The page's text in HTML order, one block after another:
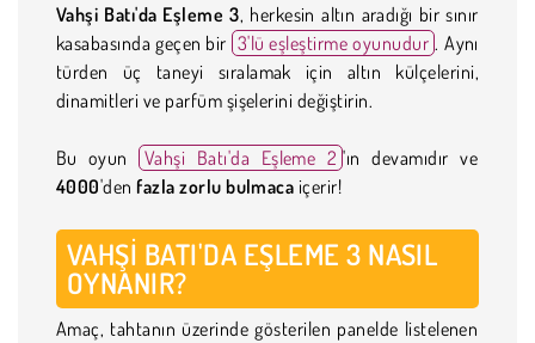
Vahşi Batı'da Eşleme 3, herkesin altın aradığı bir sınır
kasabasında geçen bir 3'lü eşleştirme oyunudur . Aynı
türden üç taneyi sıralamak için altın külçelerini,
dinamitleri ve parfüm şişelerini değiştirin.
Bu oyun Vahşi Batı'da Eşleme 2 'ın devamıdır ve
4000'denfazla zorlu bulmaca içerir!
VAHŞI BATI'DA EŞLEME 3 NASIL
OYNANIR?
Amaç, tahtanın üzerinde gösterilen panelde listelenen